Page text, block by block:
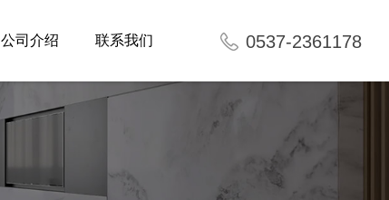
0537-2361178
公司介绍 联系我们